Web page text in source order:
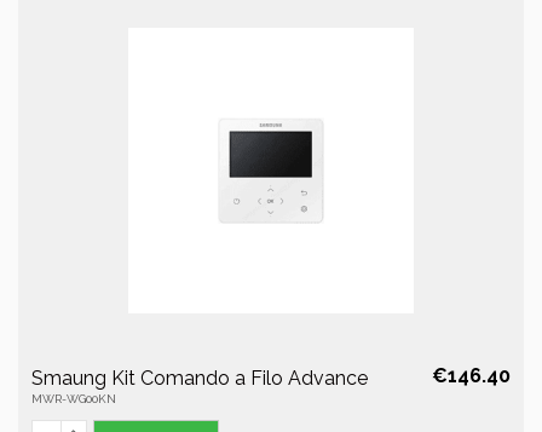
Smaung Kit Comando a Filo Advance
MWR-WG00KN
€146.40